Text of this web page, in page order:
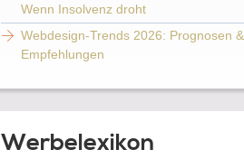
Wenn Insolvenz droht
Webdesign-Trends 2026: Prognosen &
Empfehlungen
Werbelexikon